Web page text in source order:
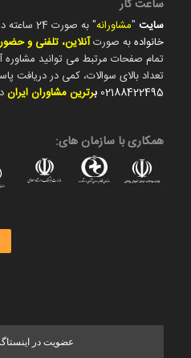
ساعت کار
سایت"مشاورانه" به صورت 24 ساعته در زمینه های
خانوادهبه صورتآنلاین، تلفنی و
تمام صفحات مرتبط می توانید مشاوره
تعداد بالای سوالات، کمی در دریافت
02188422495 برترین مشاوران ایران
همکاری با سازمان های:
عضویت در